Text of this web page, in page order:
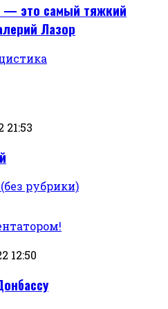
— это самый тяжкий
Лазор
21:53
рубрики)
12:50